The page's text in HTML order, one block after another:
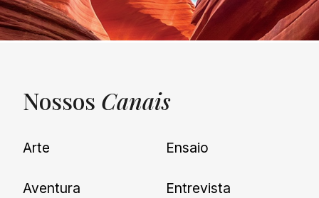
UNQUIET
Newsletter
Nossos Canais
Arte
Aventura
Ensaio
Entrevista